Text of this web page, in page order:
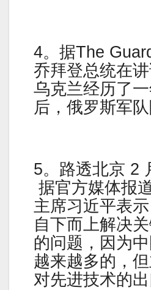
4。据The
乔拜登总统在
乌克兰经历了
后，俄罗斯军队
5。路透北京 2
据官方媒体报
主席习近平表
自下而上解决
的问题，因为
越来越多的，
对先进技术的出